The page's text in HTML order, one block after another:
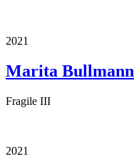
2021
Marita Bullmann
Fragile III
2021